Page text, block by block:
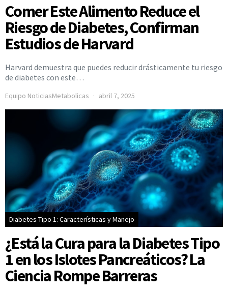
Comer Este Alimento Reduce el
Riesgo de Diabetes, Confirman
Estudios de Harvard
Harvard demuestra que puedes reducir drásticamente tu riesgo
de diabetes con este…
Equipo NoticiasMetabolicas abril 7, 2025
Diabetes Tipo 1: Características y Manejo
¿Está la Cura para la Diabetes Tipo
1 en los Islotes Pancreáticos? La
Ciencia Rompe Barreras